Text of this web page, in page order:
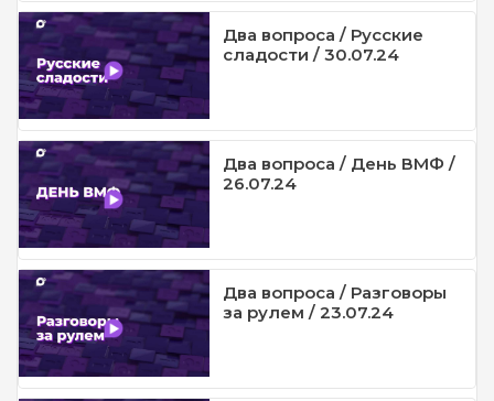
Два вопроса / Русские
сладости / 30.07.24
Два вопроса / День ВМФ /
26.07.24
Два вопроса / Разговоры
за рулем / 23.07.24